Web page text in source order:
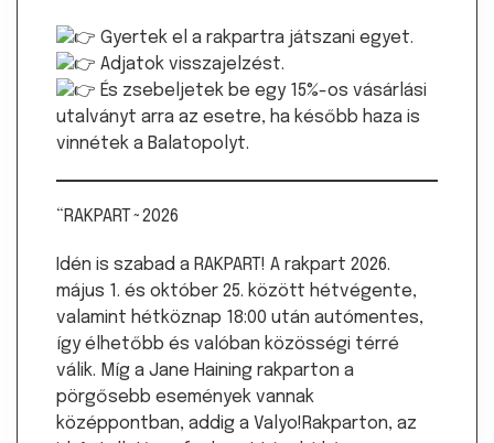
Gyertek el a rakpartra játszani egyet.
Adjatok visszajelzést.
És zsebeljetek be egy 15%-os vásárlási
utalványt arra az esetre, ha később haza is
vinnétek a Balatopolyt.
“RAKPART~2026
Idén is szabad a RAKPART! A rakpart 2026.
május 1. és október 25. között hétvégente,
valamint hétköznap 18:00 után autómentes,
így élhetőbb és valóban közösségi térré
válik. Míg a Jane Haining rakparton a
pörgősebb események vannak
középpontban, addig a Valyo!Rakparton, az